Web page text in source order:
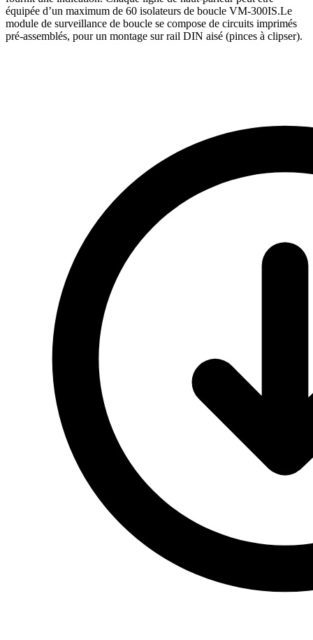
équipée d’un maximum de 60 isolateurs de boucle VM-300IS.Le
module de surveillance de boucle se compose de circuits imprimés
pré-assemblés, pour un montage sur rail DIN aisé (pinces à clipser).